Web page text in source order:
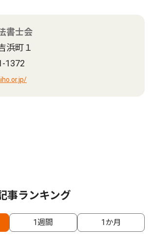
書士会
浜町１
1372
事ランキング
1週間 1か月